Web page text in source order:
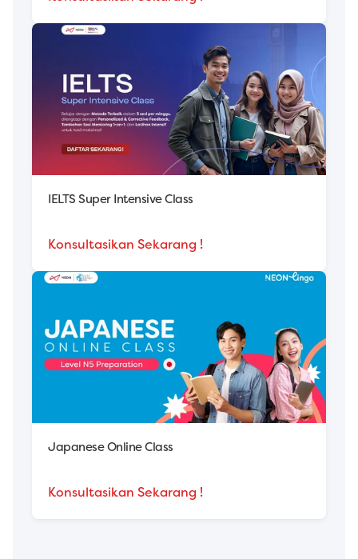
IELTS Super Intensive Class
Konsultasikan Sekarang !
Japanese Online Class
Konsultasikan Sekarang !